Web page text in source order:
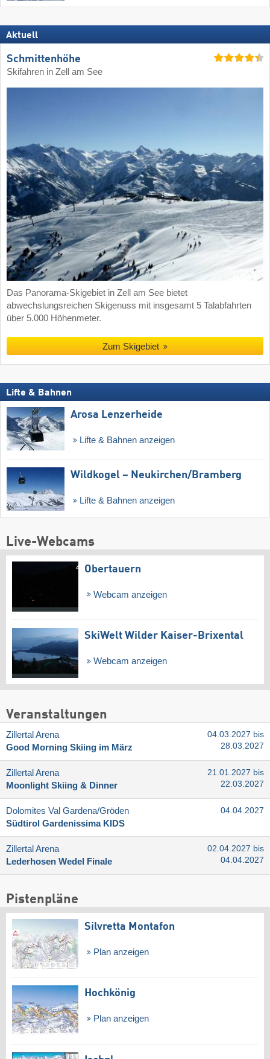
Aktuell
Schmittenhöhe
Skifahren in Zell am See
Das Panorama-Skigebiet in Zell am See bietet
abwechslungsreichen Skigenuss mit insgesamt 5 Talabfahrten
über 5.000 Höhenmeter.
Zum Skigebiet
Lifte & Bahnen
Arosa Lenzerheide
Lifte & Bahnen anzeigen
Wildkogel – Neukirchen/​Bramberg
Lifte & Bahnen anzeigen
Live-Webcams
Obertauern
Webcam anzeigen
SkiWelt Wilder Kaiser-Brixental
Webcam anzeigen
Veranstaltungen
Zillertal Arena
Good Morning Skiing im März
04.03.2027 bis
28.03.2027
Zillertal Arena
Moonlight Skiing & Dinner
21.01.2027 bis
22.03.2027
Dolomites Val Gardena/​Gröden
Südtirol Gardenissima KIDS
04.04.2027
Zillertal Arena
Lederhosen Wedel Finale
02.04.2027 bis
04.04.2027
Pistenpläne
Silvretta Montafon
Plan anzeigen
Hochkönig
Plan anzeigen